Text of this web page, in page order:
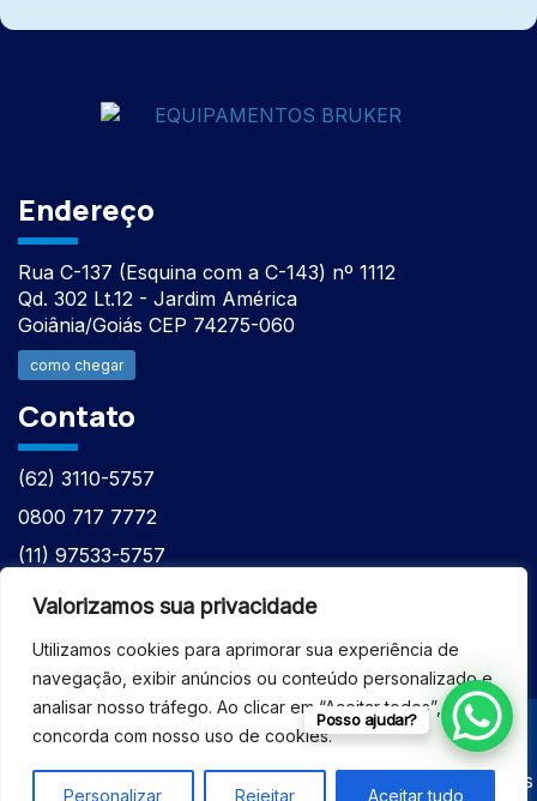
Valorizamos sua privacidade
Utilizamos cookies para aprimorar sua experiência de
navegação, exibir anúncios ou conteúdo personalizado e
analisar nosso tráfego. Ao clicar em “Aceitar todos”, você
concorda com nosso uso de cookies.
Personalizar Rejeitar Aceitar tudo
Endereço
Rua C-137 (Esquina com a C-143) nº 1112
Qd. 302 Lt.12 - Jardim América
Goiânia/Goiás CEP 74275-060
como chegar
Contato
(62) 3110-5757
0800 717 7772
(11) 97533-5757
(62) 98610-7777
© 2026 - ASSISTÊNCIA TÉCNICA ESPECIALIZADA
EQUIPAMENTOS BRUKER - Todos os direitos reservados
Posso ajudar?